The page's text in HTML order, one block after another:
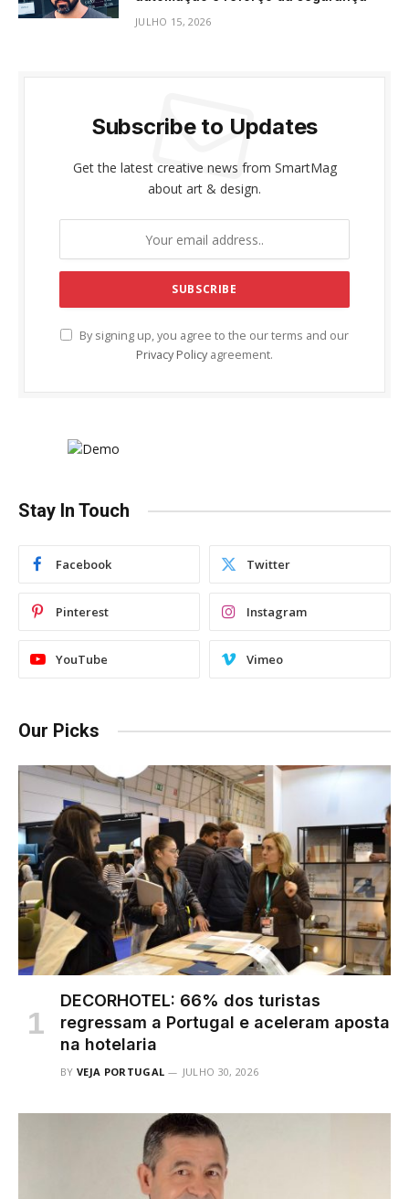
JULHO 15, 2026
Subscribe to Updates
Get the latest creative news from SmartMag
about art & design.
By signing up, you agree to the our terms and our
Privacy Policy agreement.
Stay In Touch
Facebook Twitter
Pinterest Instagram
YouTube Vimeo
Our Picks
DECORHOTEL: 66% dos turistas
regressam a Portugal e aceleram aposta
na hotelaria
BY VEJA PORTUGAL JULHO 30, 2026